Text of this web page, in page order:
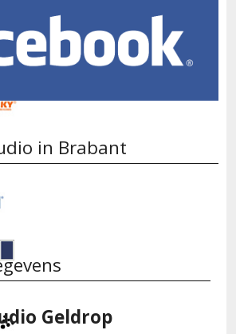
in Brabant
Geldrop